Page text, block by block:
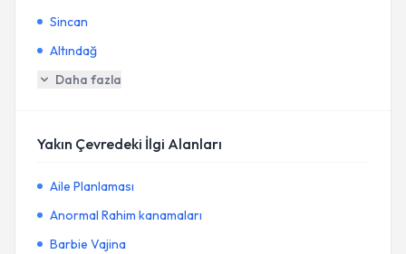
Sincan
Altındağ
Daha fazla
Yakın Çevredeki İlgi Alanları
Aile Planlaması
Anormal Rahim kanamaları
Barbie Vajina